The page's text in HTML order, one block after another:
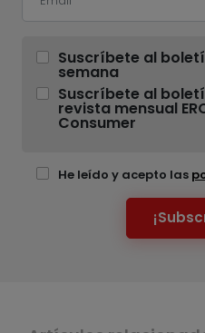
Suscríbete al
semana
Suscríbete al
revista mensual
Consumer
He leído y acepto las